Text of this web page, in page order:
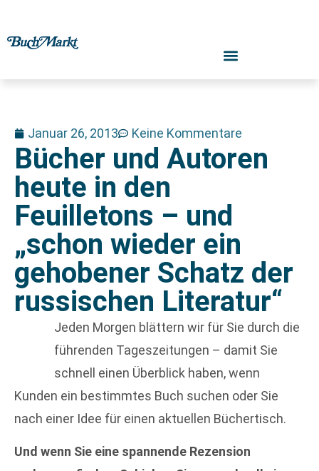
Januar 26, 2013 Keine Kommentare
Bücher und Autoren
heute in den
Feuilletons – und
„schon wieder ein
gehobener Schatz der
russischen Literatur“
Jeden Morgen blättern wir für Sie durch die
führenden Tageszeitungen – damit Sie
schnell einen Überblick haben, wenn
Kunden ein bestimmtes Buch suchen oder Sie
nach einer Idee für einen aktuellen Büchertisch.
Und wenn Sie eine spannende Rezension